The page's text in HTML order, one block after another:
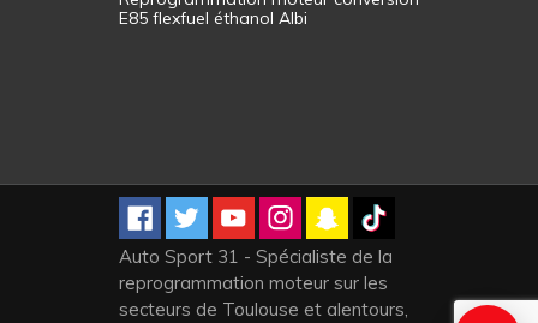
E85 flexfuel éthanol Albi
Auto Sport 31 - Spécialiste de la
reprogrammation moteur sur les
secteurs de Toulouse et alentours,